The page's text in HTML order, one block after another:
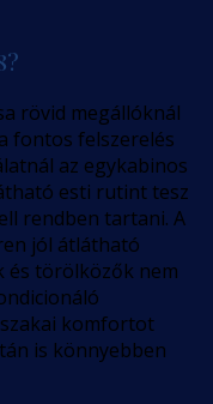
rövid megállóknál
fontos felszerelés
az egykabinos
esti rutint tesz
rendben tartani. A
jól átlátható
és törölközők nem
komfortot
is könnyebben